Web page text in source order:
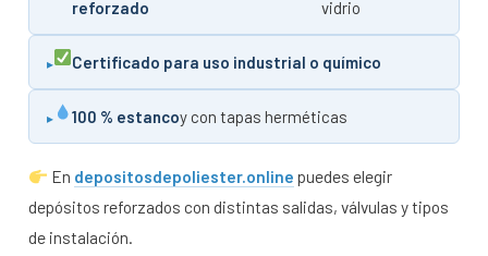
reforzado
vidrio
Certificado para uso industrial o químico
100 % estancoy con tapas herméticas
En depositosdepoliester.online puedes elegir
depósitos reforzados con distintas salidas, válvulas y tipos
de instalación.